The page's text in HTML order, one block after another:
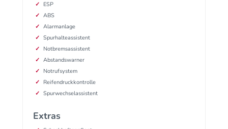
ESP
ABS
Alarmanlage
Spurhalteassistent
Notbremsassistent
Abstandswarner
Notrufsystem
Reifendruckkontrolle
Spurwechselassistent
Extras